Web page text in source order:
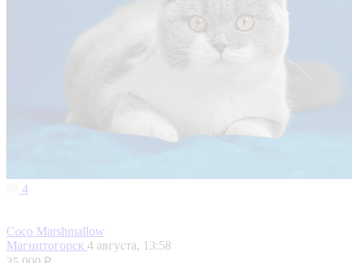
4
Coco Marshmallow
Магнитогорск 4 августа, 13:58